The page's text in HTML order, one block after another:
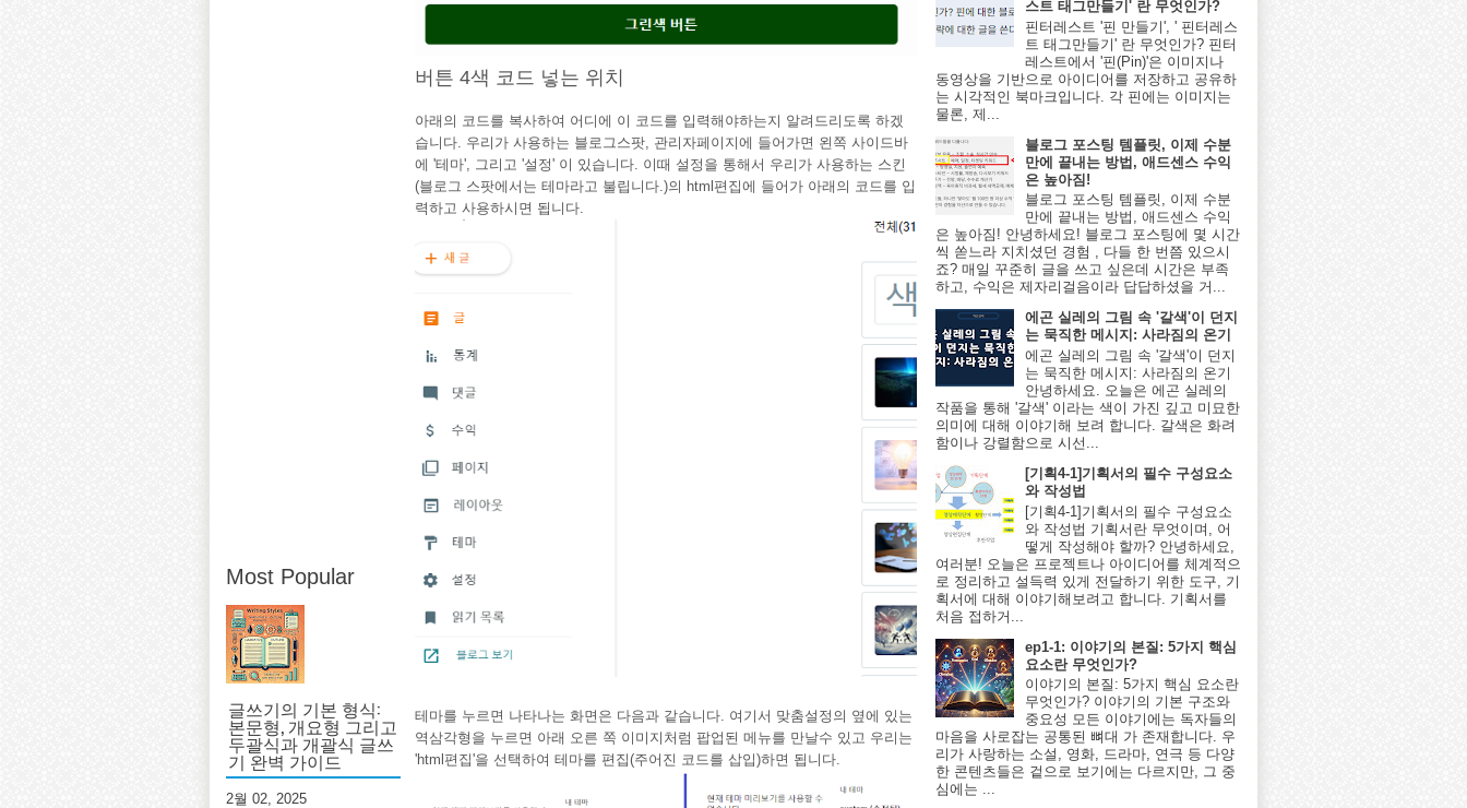
Most Popular
글쓰기의 기본 형식:
본문형, 개요형 그리고
두괄식과 개괄식 글쓰
기 완벽 가이드
2월 02, 2025
버튼 4색 코드 넣는 위치
아래의 코드를 복사하여 어디에 이 코드를 입력해야하는지 알려드리도록 하겠
습니다. 우리가 사용하는 블로그스팟, 관리자페이지에 들어가면 왼쪽 사이드바
에 '테마', 그리고 '설정' 이 있습니다. 이때 설정을 통해서 우리가 사용하는 스킨
(블로그 스팟에서는 테마라고 불립니다.)의 html편집에 들어가 아래의 코드를 입
력하고 사용하시면 됩니다.
테마를 누르면 나타나는 화면은 다음과 같습니다. 여기서 맞춤설정의 옆에 있는
역삼각형을 누르면 아래 오른 쪽 이미지처럼 팝업된 메뉴를 만날수 있고 우리는
'html편집'을 선택하여 테마를 편집(주어진 코드를 삽입)하면 됩니다.
스트 태그만들기' 란 무엇인가?
핀터레스트 '핀 만들기', ' 핀터레스
트 태그만들기' 란 무엇인가? 핀터
레스트에서 '핀(Pin)'은 이미지나
동영상을 기반으로 아이디어를 저장하고 공유하
는 시각적인 북마크입니다. 각 핀에는 이미지는
물론, 제...
블로그 포스팅 템플릿, 이제 수분
만에 끝내는 방법, 애드센스 수익
은 높아짐!
블로그 포스팅 템플릿, 이제 수분
만에 끝내는 방법, 애드센스 수익
은 높아짐! 안녕하세요! 블로그 포스팅에 몇 시간
씩 쏟느라 지치셨던 경험 , 다들 한 번쯤 있으시
죠? 매일 꾸준히 글을 쓰고 싶은데 시간은 부족
하고, 수익은 제자리걸음이라 답답하셨을 거...
에곤 실레의 그림 속 '갈색'이 던지
는 묵직한 메시지: 사라짐의 온기
에곤 실레의 그림 속 '갈색'이 던지
는 묵직한 메시지: 사라짐의 온기
안녕하세요. 오늘은 에곤 실레의
작품을 통해 '갈색' 이라는 색이 가진 깊고 미묘한
의미에 대해 이야기해 보려 합니다. 갈색은 화려
함이나 강렬함으로 시선...
[기획4-1]기획서의 필수 구성요소
와 작성법
[기획4-1]기획서의 필수 구성요소
와 작성법 기획서란 무엇이며, 어
떻게 작성해야 할까? 안녕하세요,
여러분! 오늘은 프로젝트나 아이디어를 체계적으
로 정리하고 설득력 있게 전달하기 위한 도구, 기
획서에 대해 이야기해보려고 합니다. 기획서를
처음 접하거...
ep1-1: 이야기의 본질: 5가지 핵심
요소란 무엇인가?
이야기의 본질: 5가지 핵심 요소란
무엇인가? 이야기의 기본 구조와
중요성 모든 이야기에는 독자들의
마음을 사로잡는 공통된 뼈대 가 존재합니다. 우
리가 사랑하는 소설, 영화, 드라마, 연극 등 다양
한 콘텐츠들은 겉으로 보기에는 다르지만, 그 중
심에는 ...